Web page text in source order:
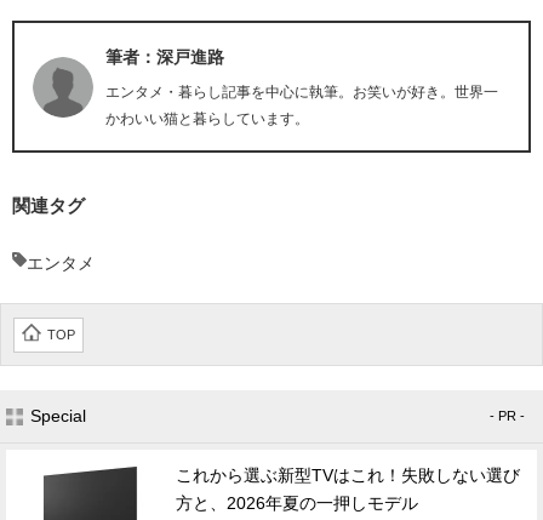
筆者：深戸進路
エンタメ・暮らし記事を中心に執筆。お笑いが好き。世界一
かわいい猫と暮らしています。
関連タグ
エンタメ
TOP
Special - PR -
これから選ぶ新型TVはこれ！失敗しない選び
方と、2026年夏の一押しモデル